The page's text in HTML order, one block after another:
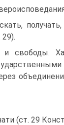
и свободы.
(ст. 29